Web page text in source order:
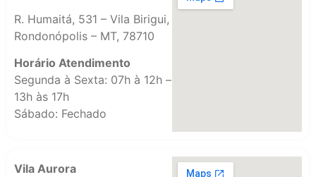
R. Humaitá, 531 – Vila Birigui,
Rondonópolis – MT, 78710
Horário Atendimento
Segunda à Sexta: 07h à 12h –
13h às 17h
Sábado: Fechado
Vila Aurora